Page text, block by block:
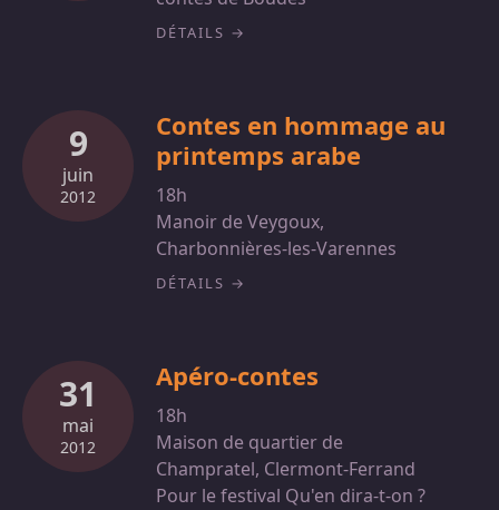
DÉTAILS
9
juin
2012
Contes en hommage au
printemps arabe
18h
Manoir de Veygoux,
Charbonnières-les-Varennes
DÉTAILS
31
mai
2012
Apéro-contes
18h
Maison de quartier de
Champratel, Clermont-Ferrand
Pour le festival Qu'en dira-t-on ?